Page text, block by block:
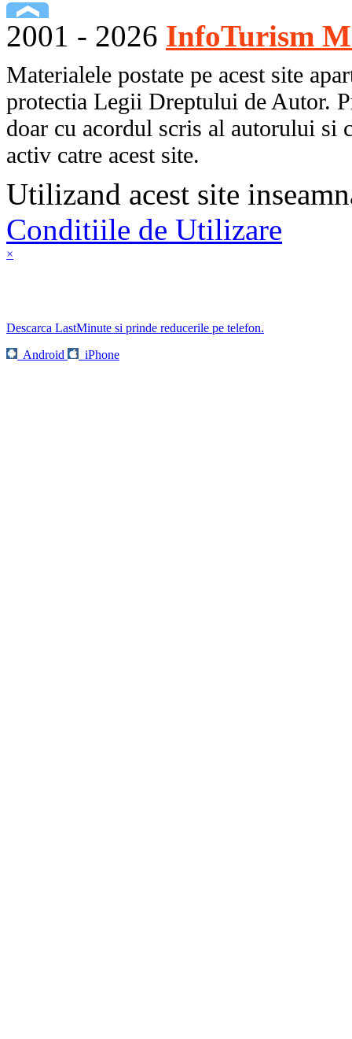
2001 - 2026 InfoTurism
Materialele postate pe acest site
protectia Legii Dreptului de Autor.
doar cu acordul scris al autorului si
activ catre acest site.
Utilizand acest site
Conditiile de Utilizare
×
Descarca LastMinute si prinde reducerile pe telefon.
Android
iPhone